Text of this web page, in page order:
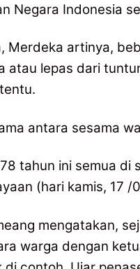
Negara Indonesia
Merdeka artinya,
atau lepas dari
antara sesama
tahun ini semua di
(hari kamis, 17 /
mengatakan,
warga dengan